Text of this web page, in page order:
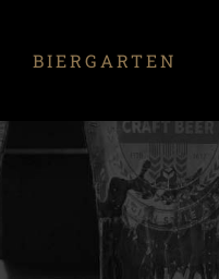
BIERGARTEN